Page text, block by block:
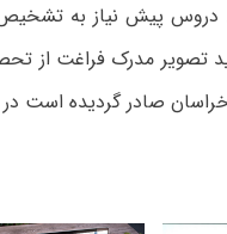
دروس پیش نیاز به تشخیص
تصویر مدرک فراغت از
صادر گردیده است در